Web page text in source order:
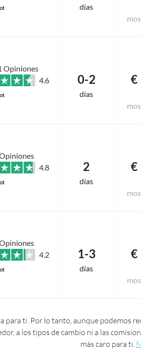
días
Opiniones
4.6
0-2
días
€
4.8
2
días
€
4.2
1-3
días
€
para ti. Por lo tanto, aunque podemos
a los tipos de cambio ni a las
más caro para ti.